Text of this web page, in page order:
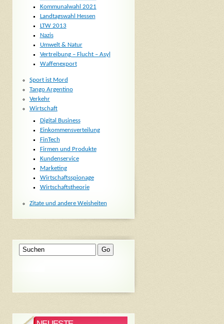
Kommunalwahl 2021
Landtagswahl Hessen
LTW 2013
Nazis
Umwelt & Natur
Vertreibung – Flucht – Asyl
Waffenexport
Sport ist Mord
Tango Argentino
Verkehr
Wirtschaft
Digital Business
Einkommensverteilung
FinTech
Firmen und Produkte
Kundenservice
Marketing
Wirtschaftsspionage
Wirtschaftstheorie
Zitate und andere Weisheiten